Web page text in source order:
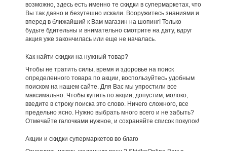
возможно, здесь есть именно те скидки в супермаркетах, что
Вы так давно и безутешно искали. Вооружитесь знаниями и
вперед в ближайший к Вам магазин на шопинг! Только
будьте бдительны и внимательно смотрите на дату, вдруг
акция уже закончилась или еще не началась.
Как найти скидки на нужный товар?
Чтобы не тратить силы, время и здоровье на поиск
определенного товара по акции, воспользуйтесь удобным
поиском на нашем сайте. Для Вас мы упростили все
максимально. Чтобы купить по акции, допустим, молоко,
введите в строку поиска это слово. Ничего сложного, все
предельно ясно. Нужно выбрать много всего и не забыть?
Отмечайте галочками нужное, и сохраняйте список покупок!
Акции и скидки супермаркетов во благо